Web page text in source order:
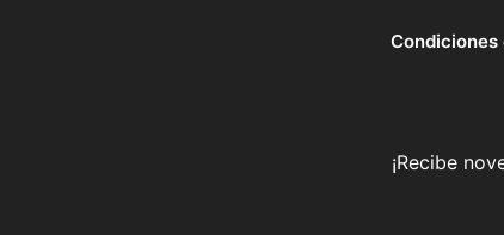
Condiciones
¡Recibe